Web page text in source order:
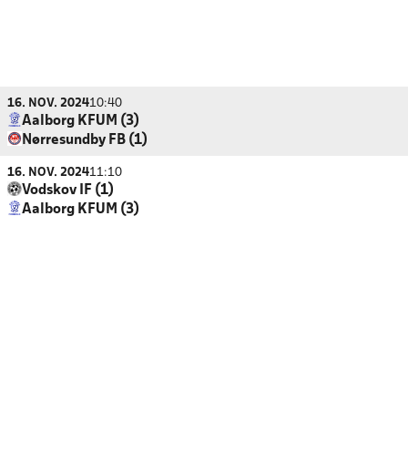
16. NOV. 202410:40
Aalborg KFUM (3)
Nørresundby FB (1)
16. NOV. 202411:10
Vodskov IF (1)
Aalborg KFUM (3)